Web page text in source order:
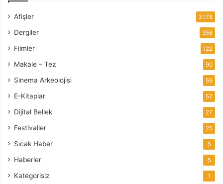
Afişler 3.178
Dergiler 356
Filmler 122
Makale – Tez 90
Sinema Arkeolojisi 59
E-Kitaplar 57
Dijital Bellek 27
Festivaller 25
Sıcak Haber 5
Haberler 5
Kategorisiz 1